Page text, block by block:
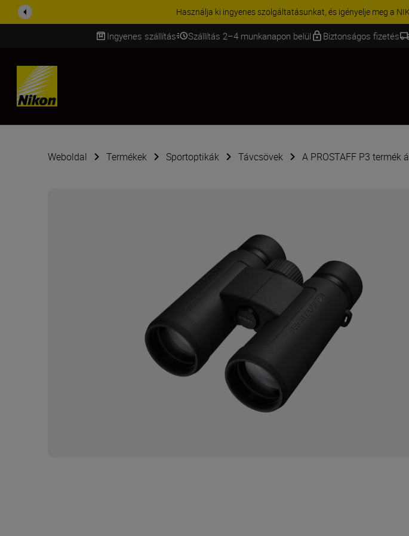
Használja ki ingyenes szolgáltatásunkat, és igényelje meg a NIKKOR
Ingyenes szállítás Szállítás 2–4 munkanapon belül Biztonságos fizetés
SKIP
Weboldal Termékek Sportoptikák Távcsövek A PROSTAFF P3 termék